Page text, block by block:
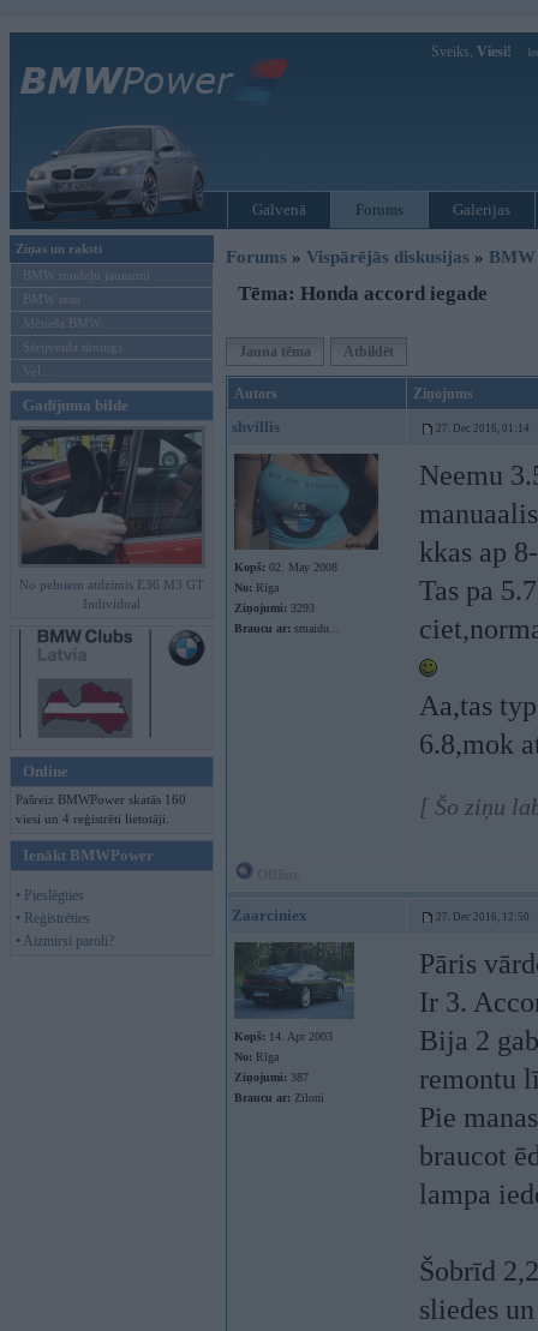
Sveiks, Viesi!
Galvenā Forums Galerijas
Ziņas un raksti
BMW modeļu jaunumi
BMW testi
Mēneša BMW
Sērijveida tūnings
Vel...
Gadījuma bilde
No pelniem atdzimis E36 M3 GT
Individual
Online
Pašreiz BMWPower skatās 160
viesi un 4 reģistrēti lietotāji.
Ienākt BMWPower
• Pieslēgties
• Reģistrēties
• Aizmirsi paroli?
Forums » Vispārējās diskusijas »
Tēma: Honda accord iegade
Jauna tēma Atbildēt
Autors Ziņojums
shvillis 27. Dec 2016, 01:14
Kopš: 02. May 2008
No: Rīga
Ziņojumi: 3293
Braucu ar: smaidu...
Neemu
kkas ap
Tas pa
Aa,tas
6.8,mok
[ Šo ziņu
Zaarciniex 27. Dec 2016, 12:50
Kopš: 14. Apr 2003
No: Rīga
Ziņojumi: 387
Braucu ar: Ziloni
Pāris
Ir 3.
Bija 2
remontu
Pie
braucot
lampa
Šobrīd
sliedes